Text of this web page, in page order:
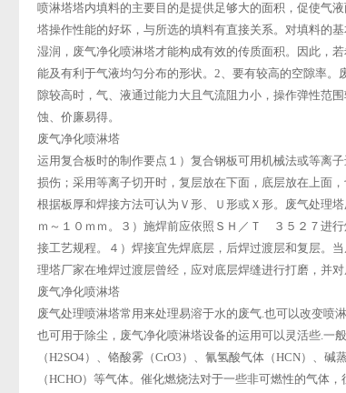
喷淋塔塔内填料的主要目的是提供足够大的面积，促使气
塔操作性能的好坏，与所选的填料有直接关系。对填料的
湿润，废气净化喷淋塔才能构成有效的传质面积。因此，
能及有利于气液均匀分布的形状。2、要有较高的空隙率
隙较高时，气、液通过能力大且气流阻力小，操作弹性范
蚀、价廉易得。
废气净化喷淋塔
运用复合板时的制作要点１）复合钢板可用机械法或等离
损伤；采用等离子切开时，复层放在下面，底层放在上面
根据板厚和焊接方法可认为Ｖ形、Ｕ形或Ｘ形。废气处理
ｍ～１０ｍｍ。３）施焊前应依照ＳＨ／Ｔ ３５２７进
接工艺规程。４）焊接宜先焊底层，后焊过渡层和复层。
理塔厂家在堆焊过渡层曾经，应对底层焊缝进行打磨，并
废气净化喷淋塔
废气处理喷淋塔常用来处理易溶于水的废气.也可以改变喷
也可用于除尘，废气净化喷淋塔设备的运用可以灵活些.一
（H2SO4）、铬酸雾（CrO3）、氰氢酸气体（HCN）、
（HCHO）等气体。催化燃烧法对于一些非可燃性的气体